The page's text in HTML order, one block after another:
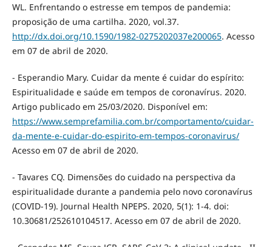
WL. Enfrentando o estresse em tempos de pandemia:
proposição de uma cartilha. 2020, vol.37.
http://dx.doi.org/10.1590/1982-0275202037e200065. Acesso
em 07 de abril de 2020.
- Esperandio Mary. Cuidar da mente é cuidar do espírito:
Espiritualidade e saúde em tempos de coronavírus. 2020.
Artigo publicado em 25/03/2020. Disponível em:
https://www.semprefamilia.com.br/comportamento/cuidar-
da-mente-e-cuidar-do-espirito-em-tempos-coronavirus/
Acesso em 07 de abril de 2020.
- Tavares CQ. Dimensões do cuidado na perspectiva da
espiritualidade durante a pandemia pelo novo coronavírus
(COVID-19). Journal Health NPEPS. 2020, 5(1): 1-4. doi:
10.30681/252610104517. Acesso em 07 de abril de 2020.